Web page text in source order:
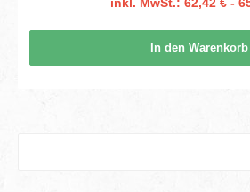
In den Warenkorb